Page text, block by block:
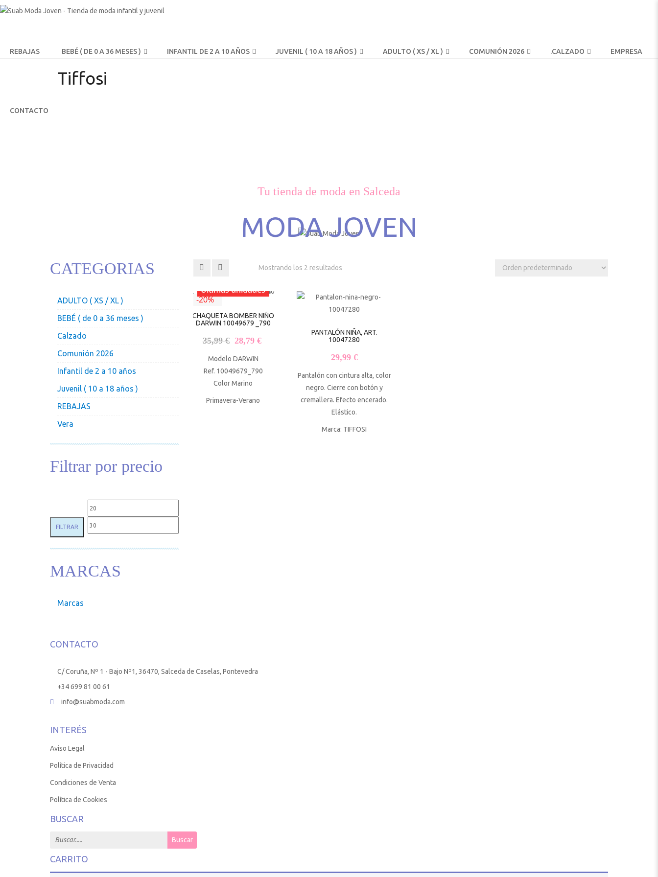
REBAJAS BEBÉ ( DE 0 A 36 MESES ) INFANTIL DE 2 A 10 AÑOS JUVENIL ( 10 A 18 AÑOS ) ADULTO ( XS / XL ) COMUNIÓN 2026 .CALZADO EMPRESA
CONTACTO
Tiffosi
Tu tienda de moda en Salceda
MODA JOVEN
Mostrando los 2 resultados
-20%
Últimas unidades
CHAQUETA BOMBER NIÑO
DARWIN 10049679 _790
35,99€ El precio original era: 35,99 €.
28,79 € El precio actual es: 28,79 €.
Modelo DARWIN
Ref. 10049679_790
Color Marino
Primavera-Verano
PANTALÓN NIÑA, ART.
10047280
29,99 €
Pantalón con cintura alta, color
negro. Cierre con botón y
cremallera. Efecto encerado.
Elástico.
Marca: TIFFOSI
CATEGORIAS
ADULTO ( XS / XL )
BEBÉ ( de 0 a 36 meses )
Calzado
Comunión 2026
Infantil de 2 a 10 años
Juvenil ( 10 a 18 años )
REBAJAS
Vera
Filtrar por precio
Precio mínimo
FILTRAR
MARCAS
Marcas
CONTACTO
C/ Coruña, Nº 1 - Bajo Nº1, 36470, Salceda de Caselas, Pontevedra
+34 699 81 00 61
info@suabmoda.com
INTERÉS
Aviso Legal
Política de Privacidad
Condiciones de Venta
Política de Cookies
BUSCAR
Search for: Buscar
CARRITO